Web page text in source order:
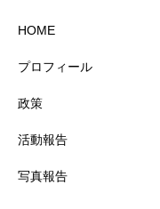
HOME
プロフィール
政策
活動報告
写真報告